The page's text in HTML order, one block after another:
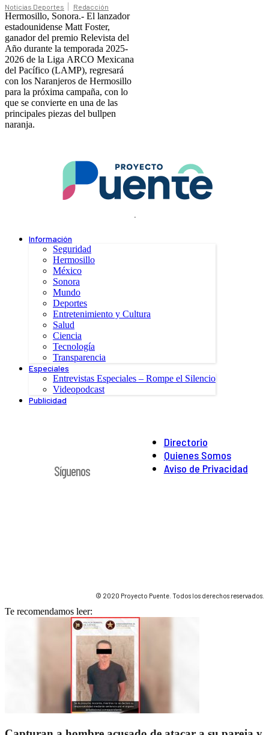
Noticias Deportes Redacción
Hermosillo, Sonora.- El lanzador
estadounidense Matt Foster,
ganador del premio Relevista del
Año durante la temporada 2025-
2026 de la Liga ARCO Mexicana
del Pacífico (LAMP), regresará
con los Naranjeros de Hermosillo
para la próxima campaña, con lo
que se convierte en una de las
principales piezas del bullpen
naranja.
.
Información
Seguridad
Hermosillo
México
Sonora
Mundo
Deportes
Entretenimiento y Cultura
Salud
Ciencia
Tecnología
Transparencia
Especiales
Entrevistas Especiales – Rompe el Silencio
Videopodcast
Publicidad
Directorio
Quienes Somos
Aviso de Privacidad
Síguenos
© 2020 Proyecto Puente. Todos los derechos reservados.
Te recomendamos leer: